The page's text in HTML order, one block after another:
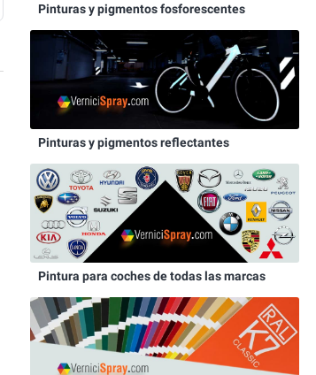
Pinturas y pigmentos fosforescentes
Pinturas y pigmentos reflectantes
Pintura para coches de todas las marcas